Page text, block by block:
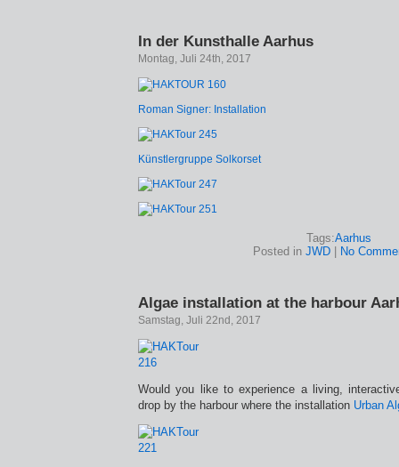
In der Kunsthalle Aarhus
Montag, Juli 24th, 2017
Roman Signer: Installation
Künstlergruppe Solkorset
Tags:Aarhus
Posted in JWD No
Algae installation at the harbour
Samstag, Juli 22nd, 2017
Would you like to experience a living,
drop by the harbour where the installation Urban